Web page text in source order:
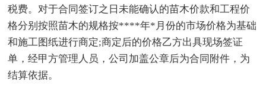
税费。对于合同签订之日未能确认的苗木价款和工程价
格分别按照苗木的规格按****年*月份的市场价格为基础
和施工图纸进行商定;商定后的价格乙方出具现场签证
单，经甲方管理人员，公司加盖公章后为合同附件，为
结算依据。